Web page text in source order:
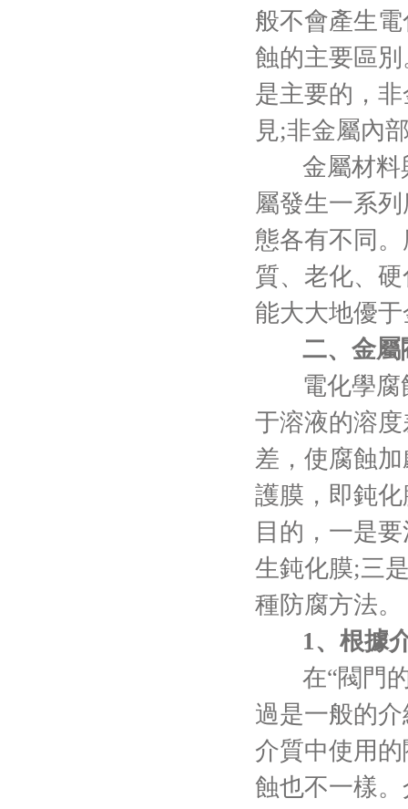
般不會產生
蝕的主要區
是主要的，
見;非金屬內
金屬材料
屬發生一系
態各有不同
質、老化、
能大大地優
二、金屬
電化學
于溶液的溶
差，使腐蝕
護膜，即鈍
目的，一是
生鈍化膜;三
種防腐方法。
1、根據
在“閥門
過是一般的
介質中使用
蝕也不一樣